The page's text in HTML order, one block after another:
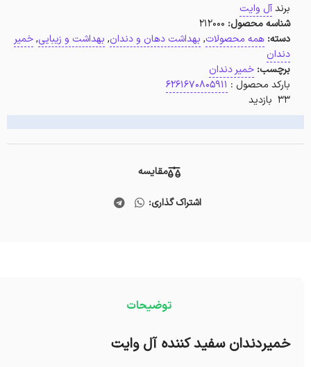
برندآل وایت
شناسه محصول: 212000
دسته: همه محصولات, بهداشت دهان و دندان, بهداشت و زیبایی,خمیر
دندان
برچسب: خمیر دندان
بارکد محصول : 6261670805911
33 بازدید
مقایسه
اشتراک گذاری:
توضیحات
خميردندان سفيد كننده آل وايت